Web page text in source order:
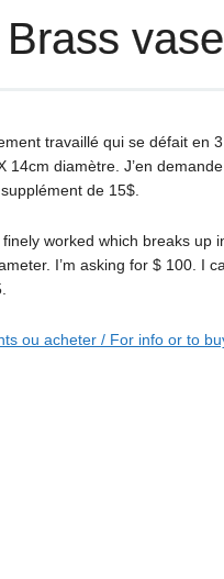
vase
travaillé qui se défait en
diamètre. J’en
de 15$.
worked which breaks up
I’m asking for $ 100. I
ou acheter / For info or to